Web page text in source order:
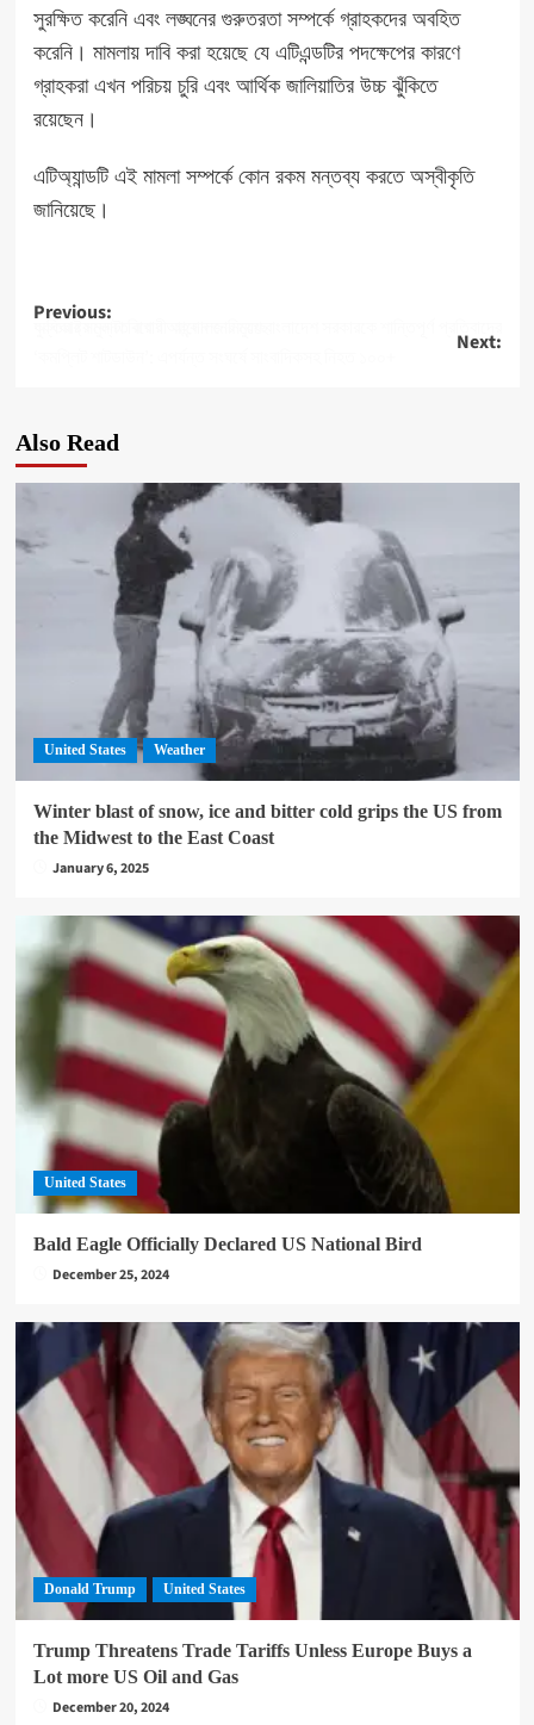
সুরক্ষিত করেনি এবং লঙ্ঘনের গুরুতরতা সম্পর্কে গ্রাহকদের অবহিত
করেনি। মামলায় দাবি করা হয়েছে যে এটিএন্ডটির পদক্ষেপের কারণে
গ্রাহকরা এখন পরিচয় চুরি এবং আর্থিক জালিয়াতির উচ্চ ঝুঁকিতে
রয়েছেন।
এটিঅ্যান্ডটি এই মামলা সম্পর্কে কোন রকম মন্তব্য করতে অস্বীকৃতি
জানিয়েছে।
Post
Previous:
যুক্তরাষ্ট্র কোটা বিরোধী আন্দোলনের মুখে বাংলাদেশ সরকারকে শান্তিপূর্ণ প্রতিবাদের অধিকার সমুন্নত রাখার আহ্বান জানিয়েছে
Next:
Also Read
United States Weather
Winter blast of snow, ice and bitter cold grips the US from
the Midwest to the East Coast
January 6, 2025
United States
Bald Eagle Officially Declared US National Bird
December 25, 2024
Donald Trump United States
Trump Threatens Trade Tariffs Unless Europe Buys a
Lot more US Oil and Gas
December 20, 2024